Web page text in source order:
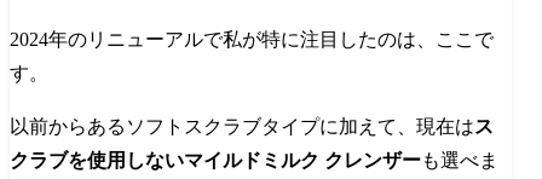
2024年のリニューアルで私が特に注目したのは、ここで
す。
以前からあるソフトスクラブタイプに加えて、現在はス
クラブを使用しないマイルドミルク クレンザーも選べま